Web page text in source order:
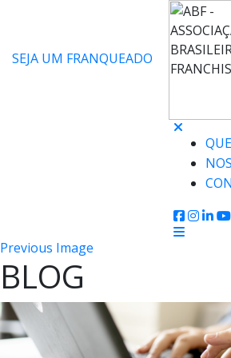
SEJA UM FRANQUEADO
Previous Image
BLOG